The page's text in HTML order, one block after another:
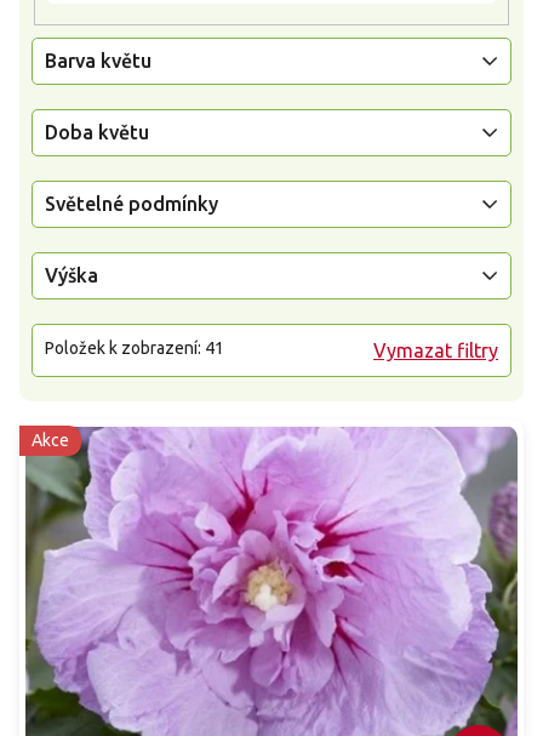
Barva květu
Doba květu
Světelné podmínky
Výška
Vymazat filtry
Položek k zobrazení: 41
Akce